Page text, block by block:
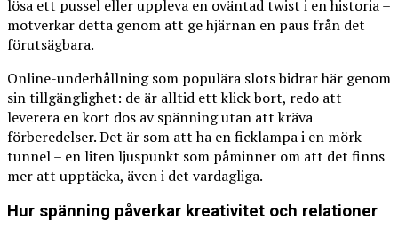
lösa ett pussel eller uppleva en oväntad twist i en historia –
motverkar detta genom att ge hjärnan en paus från det
förutsägbara.
Online-underhållning som populära slots bidrar här genom
sin tillgänglighet: de är alltid ett klick bort, redo att
leverera en kort dos av spänning utan att kräva
förberedelser. Det är som att ha en ficklampa i en mörk
tunnel – en liten ljuspunkt som påminner om att det finns
mer att upptäcka, även i det vardagliga.
Hur spänning påverkar kreativitet och relationer